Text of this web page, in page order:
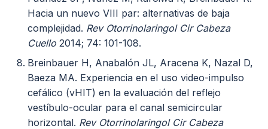
Hacia un nuevo VIII par: alternativas de baja
complejidad. Rev Otorrinolaringol Cir Cabeza
Cuello 2014; 74: 101-108.
Breinbauer H, Anabalón JL, Aracena K, Nazal D,
Baeza MA. Experiencia en el uso video-impulso
cefálico (vHIT) en la evaluación del reflejo
vestíbulo-ocular para el canal semicircular
horizontal. Rev Otorrinolaringol Cir Cabeza